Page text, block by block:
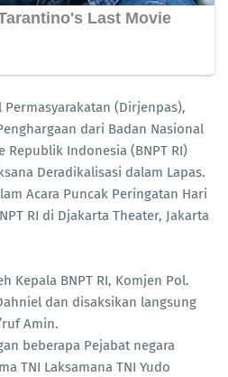
(Dirjenpas),
dari Badan Nasional
Republik Indonesia (BNPT RI)
Deradikalisasi dalam Lapas.
Acara Puncak Peringatan Hari
RI di Djakarta Theater, Jakarta
Kepala BNPT RI, Komjen Pol.
dan disaksikan langsung
Amin.
beberapa Pejabat negara
TNI Laksamana TNI Yudo